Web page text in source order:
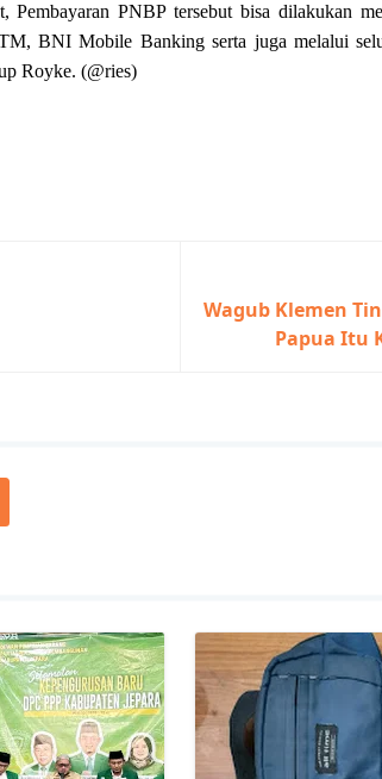
Pembayaran PNBP tersebut bisa dilakukan
BNI Mobile Banking serta juga melalui
Royke. (@ries)
Wagub Klemen
Papua Itu